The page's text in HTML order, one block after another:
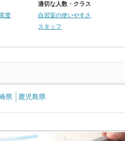
適切な人数・クラス
度
自習室の使いやすさ
スタッフ
県 鹿児島県